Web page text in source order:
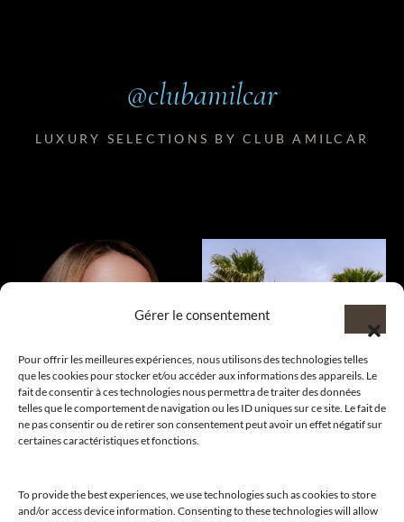
Gérer le consentement
Pour offrir les meilleures expériences, nous utilisons des technologies telles
que les cookies pour stocker et/ou accéder aux informations des appareils. Le
fait de consentir à ces technologies nous permettra de traiter des données
telles que le comportement de navigation ou les ID uniques sur ce site. Le fait de
ne pas consentir ou de retirer son consentement peut avoir un effet négatif sur
certaines caractéristiques et fonctions.
To provide the best experiences, we use technologies such as cookies to store
and/or access device information. Consenting to these technologies will allow
@clubamilcar
LUXURY SELECTIONS BY CLUB AMILCAR